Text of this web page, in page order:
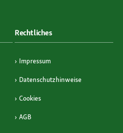
Rechtliches
Impressum
Datenschutzhinweise
Cookies
AGB